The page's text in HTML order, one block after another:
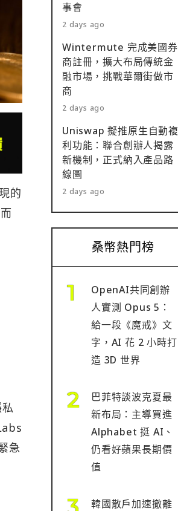
的
急
事會
2 days ago
Wintermute 完成美國券
商註冊，擴大布局傳統金
融市場，挑戰華爾街做市
商
2 days ago
Uniswap 擬推原生自動複
利功能：聯合創辦人揭露
新機制，正式納入產品路
線圖
2 days ago
桑幣熱門榜
OpenAI共同創辦
人實測 Opus 5：
給一段《魔戒》文
字，AI 花 2 小時打
造 3D 世界
巴菲特談波克夏最
新布局：主導買進
Alphabet 挺 AI、
仍看好蘋果長期價
值
韓國散戶加速撤離